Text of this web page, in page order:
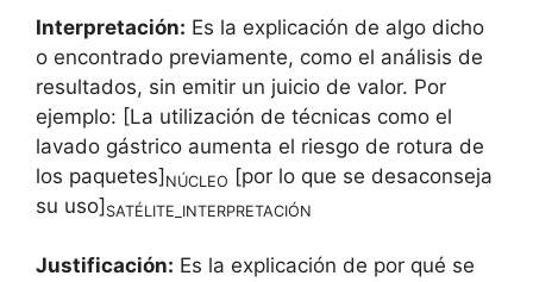
Interpretación: Es la explicación de algo dicho
o encontrado previamente, como el análisis de
resultados, sin emitir un juicio de valor. Por
ejemplo: [La utilización de técnicas como el
lavado gástrico aumenta el riesgo de rotura de
los paquetes]NÚCLEO [por lo que se desaconseja
su uso]SATÉLITE_INTERPRETACIÓN
Justificación: Es la explicación de por qué se